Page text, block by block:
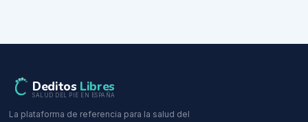
Deditos Libres
SALUD DEL PIE EN ESPAÑA
La plataforma de referencia para la salud del